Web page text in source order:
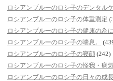
ロシアンブルーのロシ子のデンタル
ロシアンブルーのロシ子の体重測定
ロシアンブルーのロシ子の健康の為に
ロシアンブルーのロシ子の喘息。
ロシアンブルーのロシ子の寝顔 (242)
ロシアンブルーのロシ子の怪我・病
ロシアンブルーのロシ子の日々の成